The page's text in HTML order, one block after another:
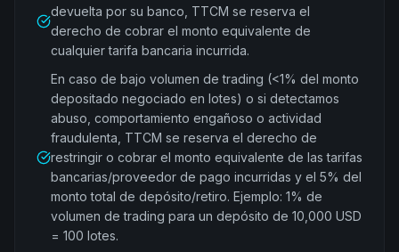
devuelta por su banco, TTCM se reserva el
derecho de cobrar el monto equivalente de
cualquier tarifa bancaria incurrida.
En caso de bajo volumen de trading (<1% del monto
depositado negociado en lotes) o si detectamos
abuso, comportamiento engañoso o actividad
fraudulenta, TTCM se reserva el derecho de
restringir o cobrar el monto equivalente de las tarifas
bancarias/proveedor de pago incurridas y el 5% del
monto total de depósito/retiro. Ejemplo: 1% de
volumen de trading para un depósito de 10,000 USD
= 100 lotes.